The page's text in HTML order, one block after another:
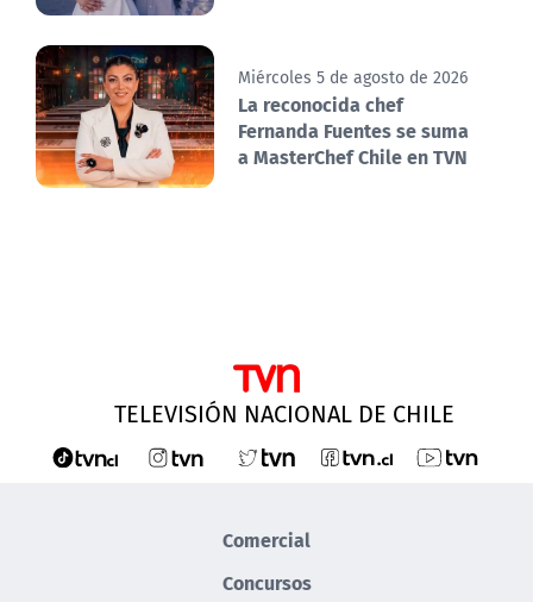
Miércoles 5 de agosto de 2026
La reconocida chef
Fernanda Fuentes se suma
a MasterChef Chile en TVN
TELEVISIÓN NACIONAL DE CHILE
Comercial
Concursos